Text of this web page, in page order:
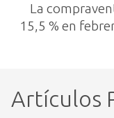
La
15,5 % en
Artículos